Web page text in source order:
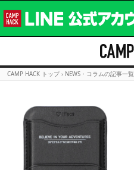
CAMP HACK トップ › NEWS・コラムの記事一覧